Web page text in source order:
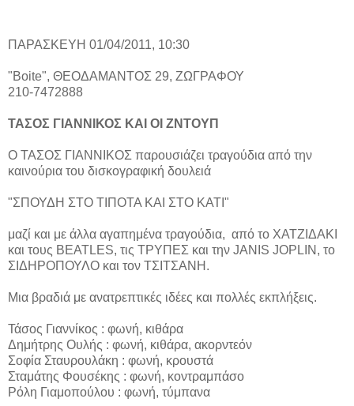
ΠΑΡΑΣΚΕΥΗ 01/04/2011, 10:30
"Boite", ΘΕΟΔΑΜΑΝΤΟΣ 29, ΖΩΓΡΑΦΟΥ
210-7472888
ΤΑΣΟΣ ΓΙΑΝΝΙΚΟΣ KAI ΟΙ ΖΝΤΟΥΠ
Ο ΤΑΣΟΣ ΓΙΑΝΝΙΚΟΣ παρουσιάζει τραγούδια από την
καινούρια του δισκογραφική δουλειά
"ΣΠΟΥΔΗ ΣΤΟ ΤΙΠΟΤΑ ΚΑΙ ΣΤΟ ΚΑΤΙ"
μαζί και με άλλα αγαπημένα τραγούδια, από το ΧΑΤΖΙΔΑΚΙ
και τους BEATLES, τις ΤΡΥΠΕΣ και την JANIS JOPLIN, το
ΣΙΔΗΡΟΠΟΥΛΟ και τον ΤΣΙΤΣΑΝΗ.
Μια βραδιά με ανατρεπτικές ιδέες και πολλές εκπλήξεις.
Τάσος Γιαννίκος : φωνή, κιθάρα
Δημήτρης Ουλής : φωνή, κιθάρα, ακορντεόν
Σοφία Σταυρουλάκη : φωνή, κρουστά
Σταμάτης Φουσέκης : φωνή, κοντραμπάσο
Ρόλη Γιαμοπούλου : φωνή, τύμπανα